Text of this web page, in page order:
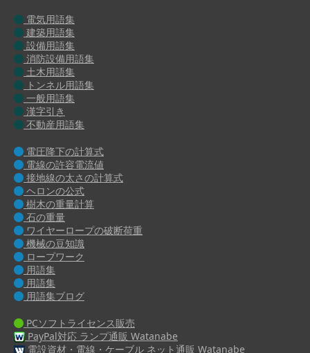
電気用語集
建築用語集
設備用語集
消防設備用語集
土木用語集
トンネル用語集
一般用語集
漢字引き
不動産用語集
電圧降下の計算式
電線の許容電流値
接地線の太さの計算式
ヘロンの公式
樹木の重量計算
石の重量
ワイヤーロープの破断荷重
機械の豆知識
ロープワーク
用語集
用語集
用語集ブログ
PCソフトライセンス販売
PayPal対応 ランプ通販 Watanabe
電設資材・電線・ケーブル ネット通販 Watanabe